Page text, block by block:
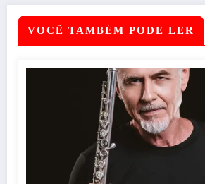
VOCÊ TAMBÉM PODE LER